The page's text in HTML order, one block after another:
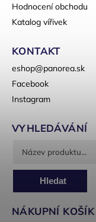
Hodnocení obchodu
Katalog vířivek
KONTAKT
eshop@panorea.sk
Facebook
Instagram
VYHLEDÁVÁNÍ
Hledat
NÁKUPNÍ KOŠÍK